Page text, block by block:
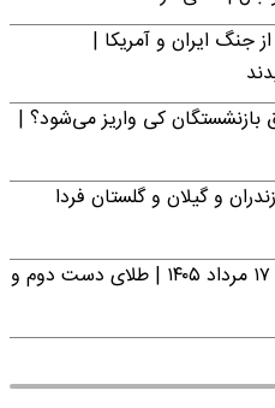
جنگ ایران و آمریکا |
بازنشستگان کی واریز می‌شود؟ |
و گیلان و گلستان فردا
خبر فوری از قیمت طلا امروز شنبه ۱۷ مرداد ۱۴۰۵ | طلای دست دوم و